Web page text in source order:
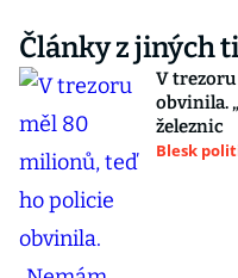
Články z jiných
V
obvinila.
železnic
Blesk